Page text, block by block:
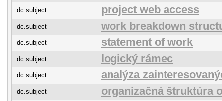
dc.subject project web access
dc.subject work breakdown
dc.subject statement of work
dc.subject logický rámec
dc.subject analýza
dc.subject organizačná štruktúra